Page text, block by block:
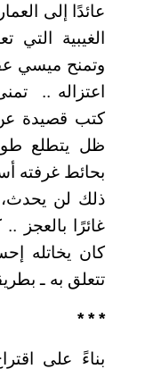
عائدًا إلى
الغيبية التي
وتمنح ميسي
اعتزاله ..
كتب قصيدة
ظل يتطلع
بحائط غرفته
ذلك لن
غائرًا بالعجز
كان يخاتله
تتعلق به ـ
* * *
بناءً على